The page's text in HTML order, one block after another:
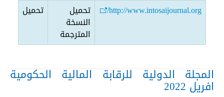
http://www.intosaijournal.org/ تحميل
النسخة
المترجمة
تحميل
المجلة الدولية للرقابة المالية الحكومية
افريل 2022